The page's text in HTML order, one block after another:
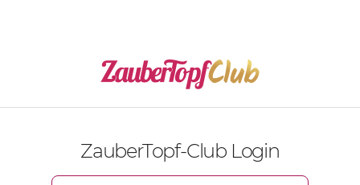
ZauberTopf-Club Login